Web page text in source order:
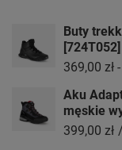
Buty
[724T052]
369,00 zł -
Aku
męskie
399,00 zł /